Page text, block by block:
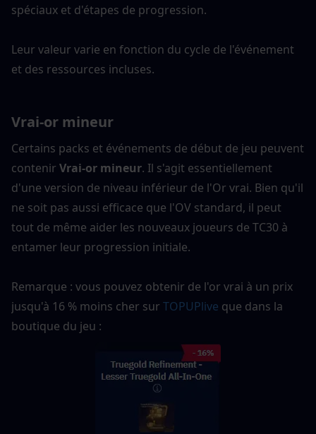
spéciaux et d'étapes de progression.
Leur valeur varie en fonction du cycle de l'événement
et des ressources incluses.
Vrai-or mineur
Certains packs et événements de début de jeu peuvent
contenir Vrai-or mineur. Il s'agit essentiellement
d'une version de niveau inférieur de l'Or vrai. Bien qu'il
ne soit pas aussi efficace que l'OV standard, il peut
tout de même aider les nouveaux joueurs de TC30 à
entamer leur progression initiale.
Remarque : vous pouvez obtenir de l'or vrai à un prix
jusqu'à 16 % moins cher sur TOPUPlive que dans la
boutique du jeu :